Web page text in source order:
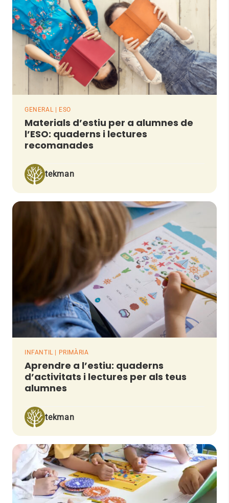
GENERAL | ESO
Materials d’estiu per a alumnes de
l’ESO: quaderns i lectures
recomanades
tekman
INFANTIL | PRIMÀRIA
Aprendre a l’estiu: quaderns
d’activitats i lectures per als teus
alumnes
tekman